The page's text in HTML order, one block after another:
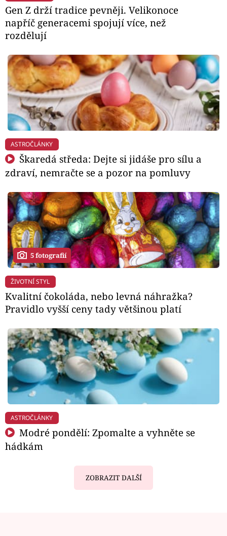
Gen Z drží tradice pevněji. Velikonoce
napříč generacemi spojují více, než
rozdělují
ASTROČLÁNKY
Škaredá středa: Dejte si jidáše pro sílu a
zdraví, nemračte se a pozor na pomluvy
5 fotografií
ŽIVOTNÍ STYL
Kvalitní čokoláda, nebo levná náhražka?
Pravidlo vyšší ceny tady většinou platí
ASTROČLÁNKY
Modré pondělí: Zpomalte a vyhněte se
hádkám
ZOBRAZIT DALŠÍ